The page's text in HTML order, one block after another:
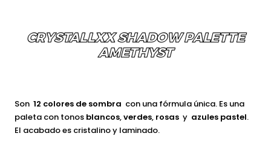
CRYSTALLXX SHADOW PALETTE
AMETHYST
Son 12 colores de sombra con una fórmula única. Es una
paleta con tonos blancos,verdes, rosas y azules pastel.
El acabado es cristalino y laminado.